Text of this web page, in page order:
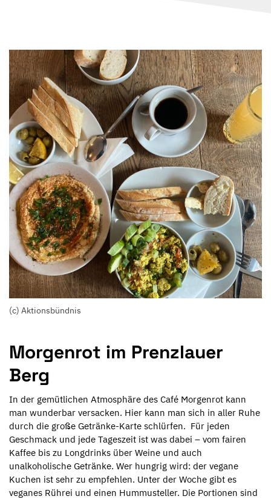
(c) Aktionsbündnis
Morgenrot im Prenzlauer
Berg
In der gemütlichen Atmosphäre des Café Morgenrot kann
man wunderbar versacken. Hier kann man sich in aller Ruhe
durch die große Getränke-Karte schlürfen. Für jeden
Geschmack und jede Tageszeit ist was dabei – vom fairen
Kaffee bis zu Longdrinks über Weine und auch
unalkoholische Getränke. Wer hungrig wird: der vegane
Kuchen ist sehr zu empfehlen. Unter der Woche gibt es
veganes Rührei und einen Hummusteller. Die Portionen sind